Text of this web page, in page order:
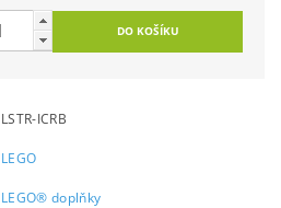
LSTR-ICRB
LEGO
LEGO® doplňky